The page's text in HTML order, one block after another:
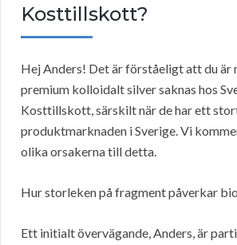
Kosttillskott?
Hej Anders! Det är förståeligt att du är
premium kolloidalt silver saknas hos
Kosttillskott, särskilt när de har ett
produktmarknaden i Sverige. Vi
olika orsakerna till detta.
Hur storleken på fragment påverkar
Ett initialt övervägande, Anders, är